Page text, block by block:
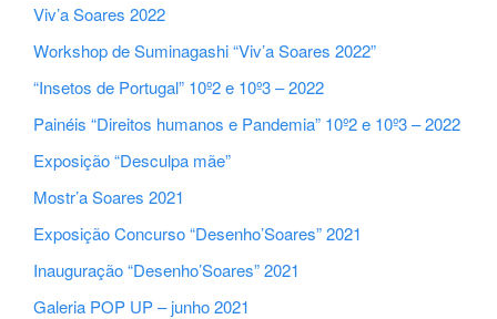
Viv’a Soares 2022
Workshop de Suminagashi “Viv’a Soares 2022”
“Insetos de Portugal” 10º2 e 10º3 – 2022
Painéis “Direitos humanos e Pandemia” 10º2 e 10º3 – 2022
Exposição “Desculpa mãe”
Mostr’a Soares 2021
Exposição Concurso “Desenho’Soares” 2021
Inauguração “Desenho’Soares” 2021
Galeria POP UP – junho 2021